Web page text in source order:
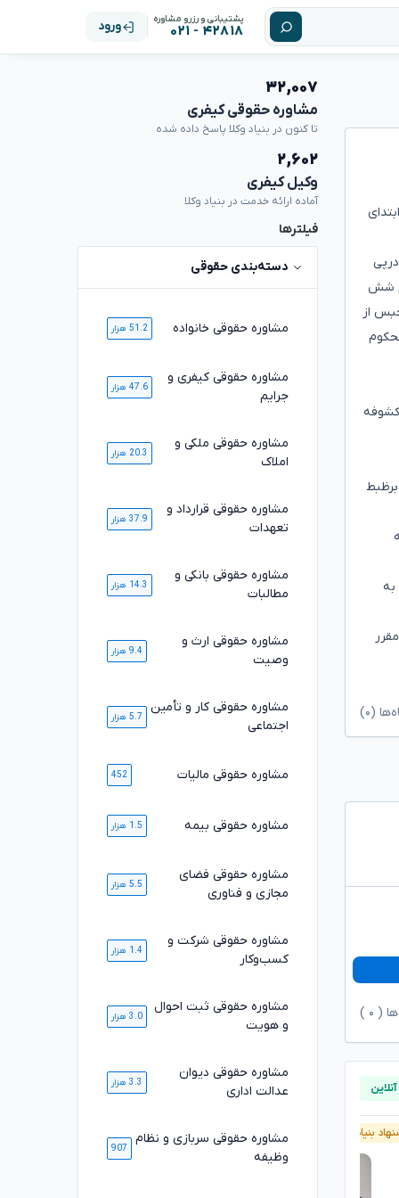
پشتیبانی و رزرو مشاوره
۴۲۸۱۸ - ۰۲۱ ورود
شش
از
به
(۰)
( ۰
بنیاد وکلا پیشنهاد بنیاد وکلا
۳۲,۰۰۷
مشاوره حقوقی کیفری
تا کنون در بنیاد وکلا پاسخ داده شده
۲,۶۰۲
وکیل کیفری
آماده ارائه خدمت در بنیاد وکلا
فیلترها
دسته‌بندی حقوقی
مشاوره حقوقی خانواده 51.2 هزار
مشاوره حقوقی کیفری و
جرایم
47.6 هزار
مشاوره حقوقی ملکی و
املاک
20.3 هزار
مشاوره حقوقی قرارداد و
تعهدات
37.9 هزار
مشاوره حقوقی بانکی و
مطالبات
14.3 هزار
مشاوره حقوقی ارث و
وصیت
9.4 هزار
مشاوره حقوقی کار و تأمین
اجتماعی
5.7 هزار
مشاوره حقوقی مالیات 452
مشاوره حقوقی بیمه 1.5 هزار
مشاوره حقوقی فضای
مجازی و فناوری
5.5 هزار
مشاوره حقوقی شرکت و
کسب‌وکار
1.4 هزار
مشاوره حقوقی ثبت احوال
و هویت
3.0 هزار
مشاوره حقوقی دیوان
عدالت اداری
3.3 هزار
مشاوره حقوقی سربازی و نظام
وظیفه
907